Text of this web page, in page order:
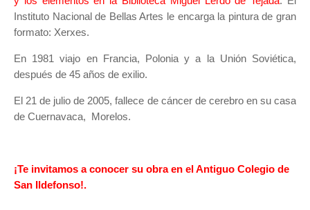
Instituto Nacional de Bellas Artes le encarga la pintura de gran
formato: Xerxes.
En 1981 viajo en Francia, Polonia y a la Unión Soviética,
después de 45 años de exilio.
El 21 de julio de 2005, fallece de cáncer de cerebro en su casa
de Cuernavaca, Morelos.
¡Te invitamos a conocer su obra en el Antiguo Colegio de
San Ildefonso!.